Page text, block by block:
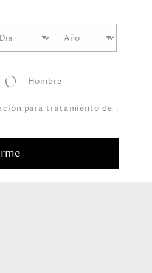
Hombre
para tratamiento de .